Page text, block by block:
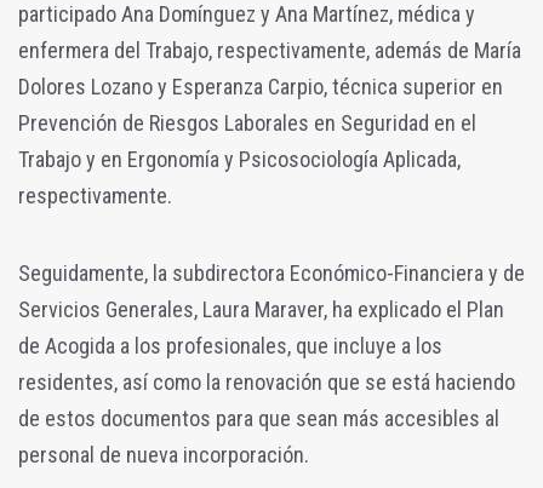
participado Ana Domínguez y Ana Martínez, médica y
enfermera del Trabajo, respectivamente, además de María
Dolores Lozano y Esperanza Carpio, técnica superior en
Prevención de Riesgos Laborales en Seguridad en el
Trabajo y en Ergonomía y Psicosociología Aplicada,
respectivamente.
Seguidamente, la subdirectora Económico-Financiera y de
Servicios Generales, Laura Maraver, ha explicado el Plan
de Acogida a los profesionales, que incluye a los
residentes, así como la renovación que se está haciendo
de estos documentos para que sean más accesibles al
personal de nueva incorporación.